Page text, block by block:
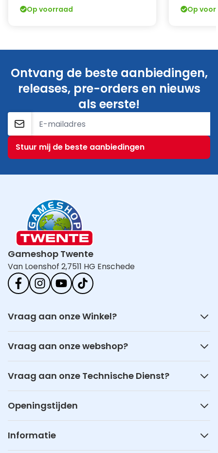
Op voorraad Op
Ontvang de beste aanbiedingen,
releases, pre-orders en nieuws
als eerste!
E-mailadres
Stuur mij de beste aanbiedingen
Gameshop Twente
Van Loenshof 2,7511 HG Enschede
Vraag aan onze Winkel?
Vraag aan onze webshop?
Vraag aan onze Technische Dienst?
Openingstijden
Informatie